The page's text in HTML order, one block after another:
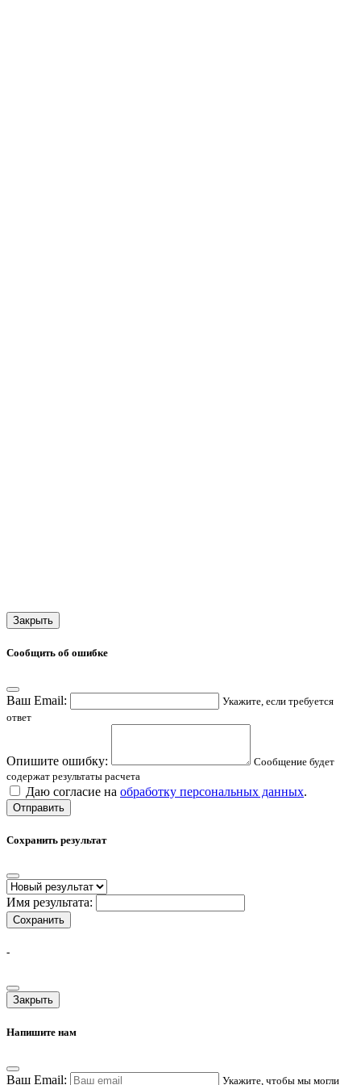
Закрыть
Сообщить об ошибке
Ваш Email:
Укажите, если требуется
ответ
Опишите ошибку:
Сообщение будет
содержат результаты расчета
Даю согласие на обработку персональных данных.
Отправить
Сохранить результат
Имя результата:
Сохранить
-
Закрыть
Напишите нам
Ваш Email: Укажите, чтобы мы могли